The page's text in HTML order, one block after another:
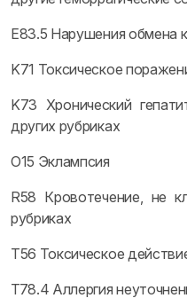
E83.5 Нарушения обмена
K71 Токсическое
K73 Хронический
других рубриках
O15 Эклампсия
R58 Кровотечение, не
рубриках
T56 Токсическое
T78.4 Аллергия